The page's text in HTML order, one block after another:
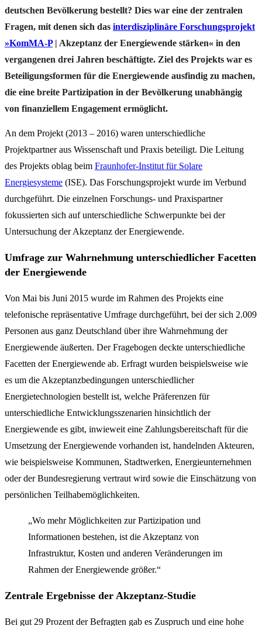
deutschen Bevölkerung bestellt? Dies war eine der zentralen
Fragen, mit denen sich das interdisziplinäre Forschungsprojekt
»KomMA-P| Akzeptanz der Energiewende stärken« in den
vergangenen drei Jahren beschäftigte. Ziel des Projekts war es
Beteiligungsformen für die Energiewende ausfindig zu machen,
die eine breite Partizipation in der Bevölkerung unabhängig
von finanziellem Engagement ermöglicht.
An dem Projekt (2013 – 2016) waren unterschiedliche
Projektpartner aus Wissenschaft und Praxis beteiligt. Die Leitung
des Projekts oblag beim Fraunhofer-Institut für Solare
Energiesysteme (ISE). Das Forschungsprojekt wurde im Verbund
durchgeführt. Die einzelnen Forschungs- und Praxispartner
fokussierten sich auf unterschiedliche Schwerpunkte bei der
Untersuchung der Akzeptanz der Energiewende.
Umfrage zur Wahrnehmung unterschiedlicher Facetten
der Energiewende
Von Mai bis Juni 2015 wurde im Rahmen des Projekts eine
telefonische repräsentative Umfrage durchgeführt, bei der sich 2.009
Personen aus ganz Deutschland über ihre Wahrnehmung der
Energiewende äußerten. Der Fragebogen deckte unterschiedliche
Facetten der Energiewende ab. Erfragt wurden beispielsweise wie
es um die Akzeptanzbedingungen unterschiedlicher
Energietechnologien bestellt ist, welche Präferenzen für
unterschiedliche Entwicklungsszenarien hinsichtlich der
Energiewende es gibt, inwieweit eine Zahlungsbereitschaft für die
Umsetzung der Energiewende vorhanden ist, handelnden Akteuren,
wie beispielsweise Kommunen, Stadtwerken, Energieunternehmen
oder der Bundesregierung vertraut wird sowie die Einschätzung von
persönlichen Teilhabemöglichkeiten.
„Wo mehr Möglichkeiten zur Partizipation und
Informationen bestehen, ist die Akzeptanz von
Infrastruktur, Kosten und anderen Veränderungen im
Rahmen der Energiewende größer.“
Zentrale Ergebnisse der Akzeptanz-Studie
Bei gut 29 Prozent der Befragten gab es Zuspruch und eine hohe